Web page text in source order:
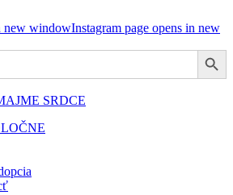
new windowInstagram page opens in new
Search Button